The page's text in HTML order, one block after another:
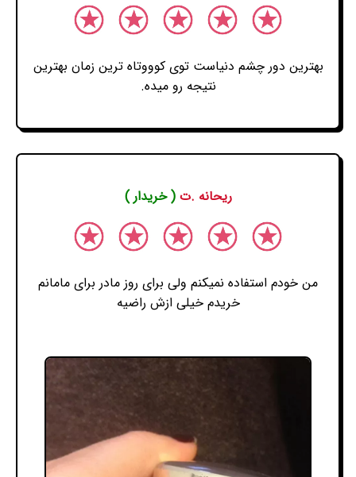
بهترین دور چشم دنیاست توی کوووتاه ترین زمان بهترین
نتیجه رو میده.
ریحانه .ت( خریدار )
من خودم استفاده نمیکنم ولی برای روز مادر برای مامانم
خریدم خیلی ازش راضیه